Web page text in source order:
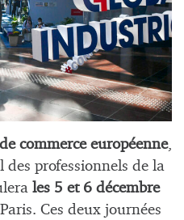
commerce européenne,
professionnels de la
les 5 et 6 décembre
Ces deux journées